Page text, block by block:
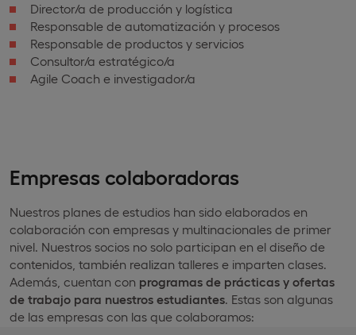
Director/a de producción y logística
Responsable de automatización y procesos
Responsable de productos y servicios
Consultor/a estratégico/a
Agile Coach e investigador/a
Empresas colaboradoras
Nuestros planes de estudios han sido elaborados en
colaboración con empresas y multinacionales de primer
nivel. Nuestros socios no solo participan en el diseño de
contenidos, también realizan talleres e imparten clases.
Además, cuentan con programas de prácticas y ofertas
de trabajo para nuestros estudiantes. Estas son algunas
de las empresas con las que colaboramos: